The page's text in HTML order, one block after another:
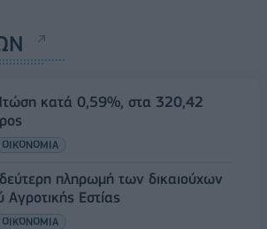
κατά 0,59%, στα 320,42
ΟΙΚΟΝΟΜΙΑ
πληρωμή των δικαιούχων
Εστίας
ΟΙΚΟΝΟΜΙΑ